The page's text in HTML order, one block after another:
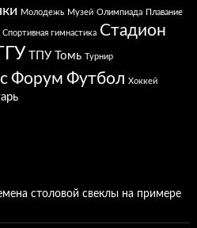
Молодежь Музей Олимпиада Плавание
Спортивная гимнастика Стадион
ТПУ Томь Турнир
Форум Футбол Хоккей
столовой свеклы на примере